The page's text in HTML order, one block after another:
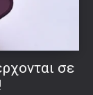
σε